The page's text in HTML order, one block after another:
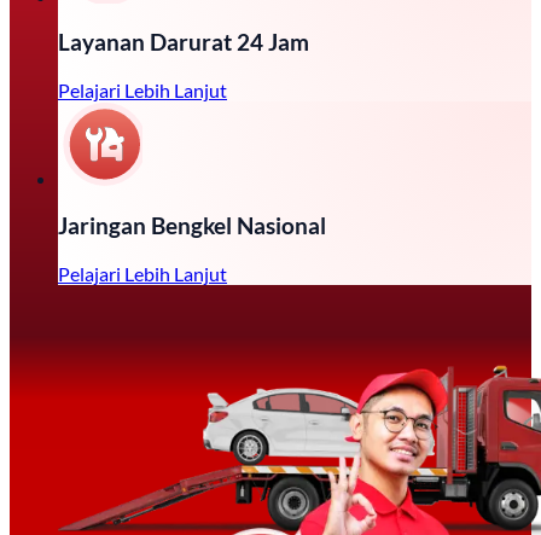
Layanan Darurat 24 Jam
Pelajari Lebih Lanjut
Jaringan Bengkel Nasional
Pelajari Lebih Lanjut